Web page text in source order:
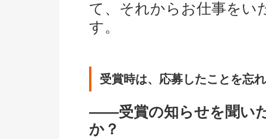
て、それからお仕事をい
す。
受賞時は、応募したことを忘
――受賞の知らせを聞い
か？